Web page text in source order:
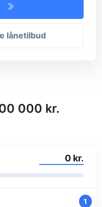
lånetilbud
000 kr.
kr.
1